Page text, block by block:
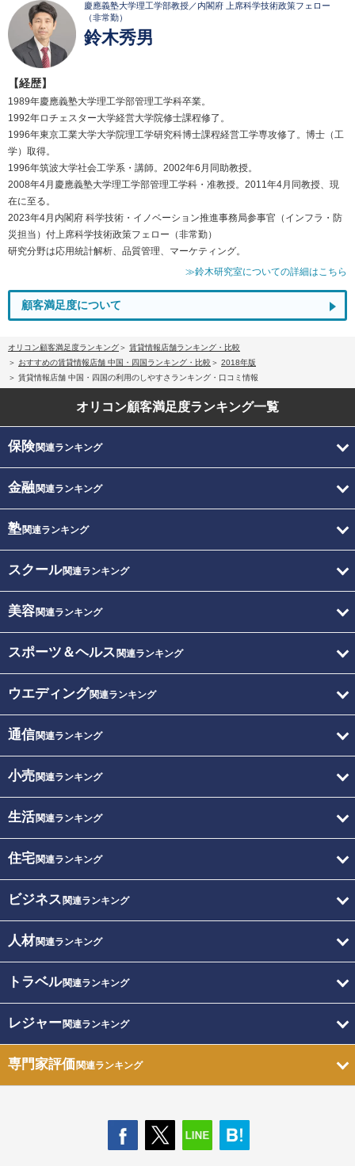
慶應義塾大学理工学部教授／内閣府 上席科学技術政策フェロー
（非常勤）
鈴木秀男
【経歴】
1989年慶應義塾大学理工学部管理工学科卒業。
1992年ロチェスター大学経営大学院修士課程修了。
1996年東京工業大学大学院理工学研究科博士課程経営工学専攻修了。博士（工
学）取得。
1996年筑波大学社会工学系・講師。2002年6月同助教授。
2008年4月慶應義塾大学理工学部管理工学科・准教授。2011年4月同教授、現
在に至る。
2023年4月内閣府 科学技術・イノベーション推進事務局参事官（インフラ・防
災担当）付上席科学技術政策フェロー（非常勤）
研究分野は応用統計解析、品質管理、マーケティング。
≫鈴木研究室についての詳細はこちら
顧客満足度について
オリコン顧客満足度ランキング
賃貸情報店舗ランキング・比較
おすすめの賃貸情報店舗 中国・四国ランキング・比較
2018年版
賃貸情報店舗 中国・四国の利用のしやすさランキング・口コミ情報
オリコン顧客満足度ランキング一覧
保険関連ランキング
金融関連ランキング
塾関連ランキング
スクール関連ランキング
美容関連ランキング
スポーツ＆ヘルス 関連ランキング
ウエディング関連ランキング
通信関連ランキング
小売関連ランキング
生活関連ランキング
住宅関連ランキング
ビジネス 関連ランキング
人材関連ランキング
トラベル関連ランキング
レジャー関連ランキング
専門家評価関連ランキング